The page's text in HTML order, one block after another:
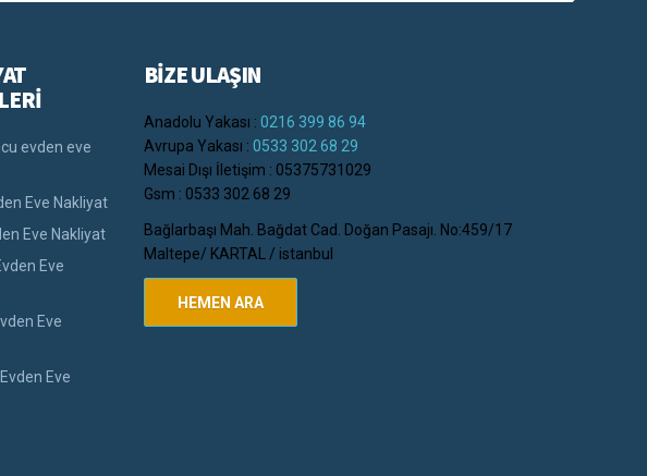
evden eve
Eve Nakliyat
Eve Nakliyat
Eve
Eve
Eve
BİZE ULAŞIN
Anadolu Yakası : 0216 399 86 94
Avrupa Yakası : 0533 302 68 29
Mesai Dışı İletişim : 05375731029
Gsm : 0533 302 68 29
Bağlarbaşı Mah. Bağdat Cad. Doğan Pasajı. No:459/17
Maltepe/ KARTAL / istanbul
HEMEN ARA